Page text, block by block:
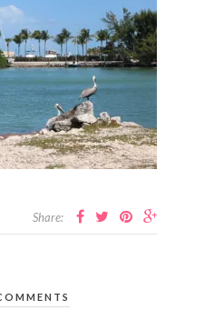
Share: